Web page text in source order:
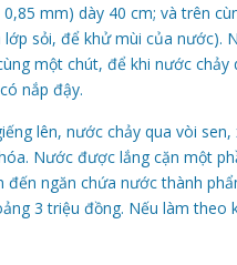
0,85 mm) dày 40 cm; và trên
sỏi, để khử mùi của nước).
một chút, để khi nước
nắp đậy.
lên, nước chảy qua vòi
Nước được lắng cặn một
đến ngăn chứa nước thành
3 triệu đồng. Nếu làm theo